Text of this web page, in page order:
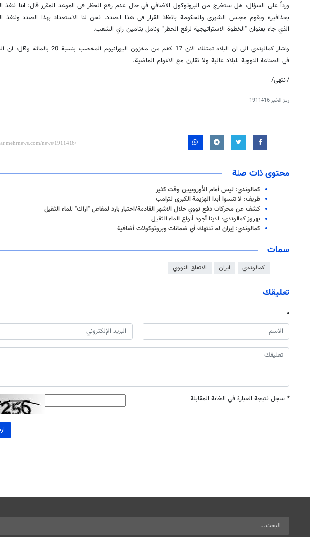
ورداً على السؤال، هل ستخرج من البروتوكول الاضافي في حال عدم رفع الحظر في الموعد المقرر قال: اننا ننفذ
بحذافيره ويقوم مجلس الشورى والحكومة باتخاذ القرار في هذا الصدد. نحن لنا الاستعداد بهذا الصدد وننفذ
الذي جاء بعنوان "الخطوة الاستراتيجية لرفع الحظر" ونامل بتامين راي الشعب.
واشار كمالوندي الى ان البلاد تمتلك الان 17 كغم من مخزون اليورانيوم المخصب
في الصناعة النووية للبلاد عالية ولا تقارن مع الاعوام الماضية.
/انتهى/
رمز الخبر1911416
محتوى ذات صلة
كمالوندي: ليس أمام الأوروبيين وقت كثير
ظريف: لا تنسوا أبدا الهزيمة الكبرى لترامب
كشف عن محركات دفع نووي خلال الاشهر القادمة/اختبار بارد لمفاعل "اراك" للماء الثقيل
بهروز كمالوندي: لدينا أجود أنواع الماء الثقيل
كمالوندي: إيران لم تنتهك أي ضمانات وبروتوكولات أضافية
سمات
كمالوندي ايران الاتفاق النووي
تعليقك
* سجل نتيجة العبارة في الخانة المقابلة